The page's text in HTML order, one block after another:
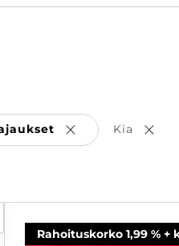
Poista valinta
Kia
Rahoituskorko 1,99 % +